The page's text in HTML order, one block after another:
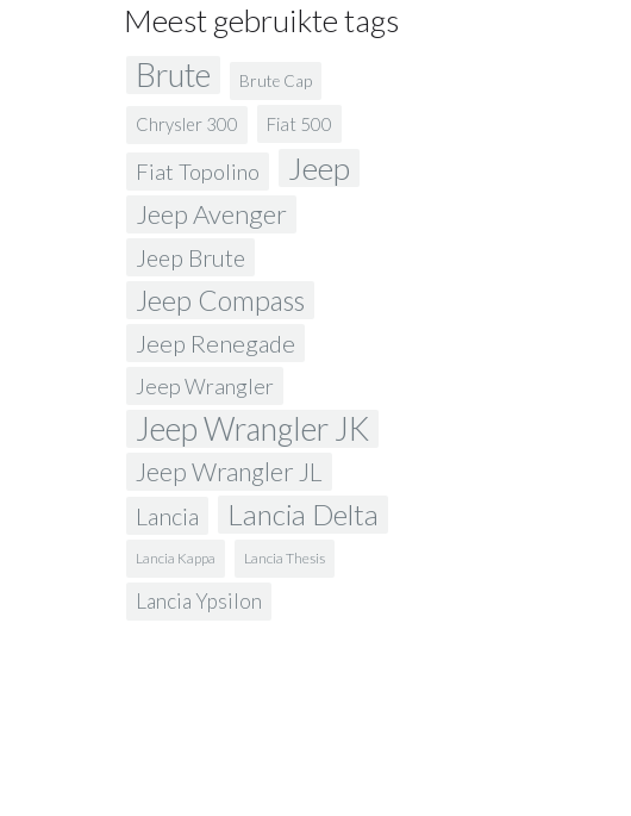
Meest gebruikte tags
Brute Brute Cap
Chrysler 300 Fiat 500
Fiat Topolino Jeep
Jeep Avenger
Jeep Brute
Jeep Compass
Jeep Renegade
Jeep Wrangler
Jeep Wrangler JK
Jeep Wrangler JL
Lancia Lancia Delta
Lancia Kappa Lancia Thesis
Lancia Ypsilon